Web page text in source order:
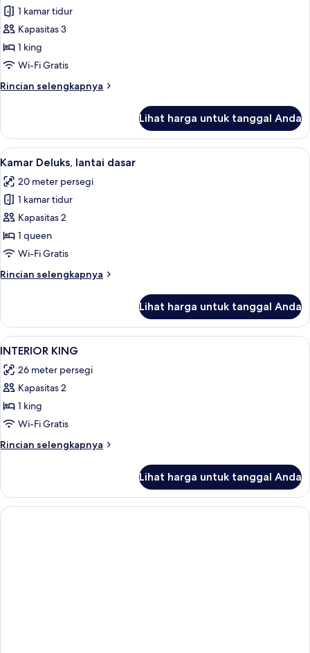
untuk
Kamar
Superior
1 kamar tidur
Kapasitas 3
1 king
Wi-Fi Gratis
Rincian selengkapnya
Rincian
Kamar
Superior
Lihat harga untuk tanggal Anda
Lihat
semua
foto
untuk
Kamar
Deluks,
lantai
Kamar Deluks, lantai dasar | Seprai
7
Kamar Deluks, lantai dasar
20 meter persegi
1 kamar tidur
Kapasitas 2
1 queen
Wi-Fi Gratis
Rincian selengkapnya
Rincian
Kamar
Deluks,
lantai
Lihat harga untuk tanggal Anda
Lihat
semua
foto
untuk
INTERIOR
KING
Seprai katun Mesir, seprai premium,
9
INTERIOR KING
26 meter persegi
Kapasitas 2
1 king
Wi-Fi Gratis
Rincian selengkapnya
Rincian
INTERIOR
KING
Lihat harga untuk tanggal Anda